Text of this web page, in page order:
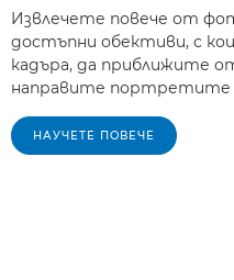
Извлечете повече от
достъпни обективи, с
кадъра, да приближите
направите портретите
НАУЧЕТЕ ПОВЕЧЕ